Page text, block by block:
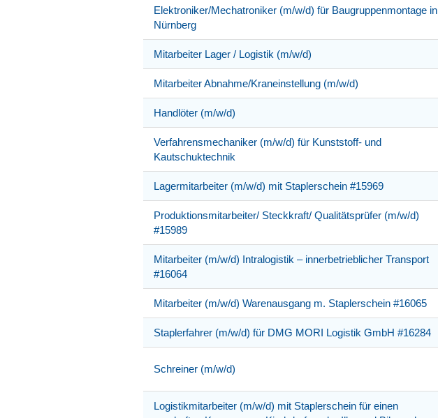
Elektroniker/Mechatroniker (m/w/d) für Baugruppenmontage in
Nürnberg
Mitarbeiter Lager / Logistik (m/w/d)
Mitarbeiter Abnahme/Kraneinstellung (m/w/d)
Handlöter (m/w/d)
Verfahrensmechaniker (m/w/d) für Kunststoff- und
Kautschuktechnik
Lagermitarbeiter (m/w/d) mit Staplerschein #15969
Produktionsmitarbeiter/ Steckkraft/ Qualitätsprüfer (m/w/d)
#15989
Mitarbeiter (m/w/d) Intralogistik – innerbetrieblicher Transport
#16064
Mitarbeiter (m/w/d) Warenausgang m. Staplerschein #16065
Staplerfahrer (m/w/d) für DMG MORI Logistik GmbH #16284
Schreiner (m/w/d)
Logistikmitarbeiter (m/w/d) mit Staplerschein für einen